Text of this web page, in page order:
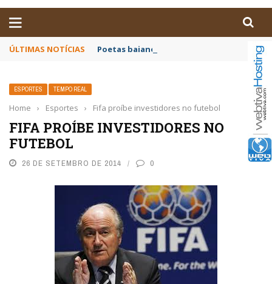
ÚLTIMAS NOTÍCIAS Poetas baianos representam o Brasil no
ESPORTES TEMPO REAL
Home › Esportes › Fifa proíbe investidores no futebol
FIFA PROÍBE INVESTIDORES NO
FUTEBOL
26 DE SETEMBRO DE 2014 0